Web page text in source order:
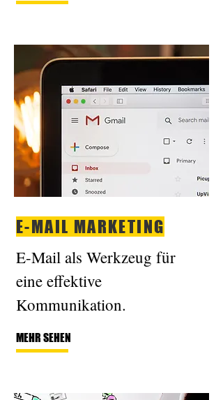
E-MAIL MARKETING
E-Mail als Werkzeug für
eine effektive
Kommunikation.
MEHR SEHEN